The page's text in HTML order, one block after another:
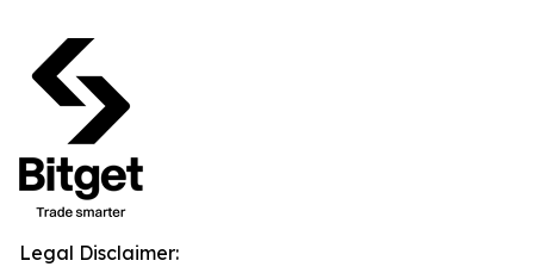
Legal Disclaimer: